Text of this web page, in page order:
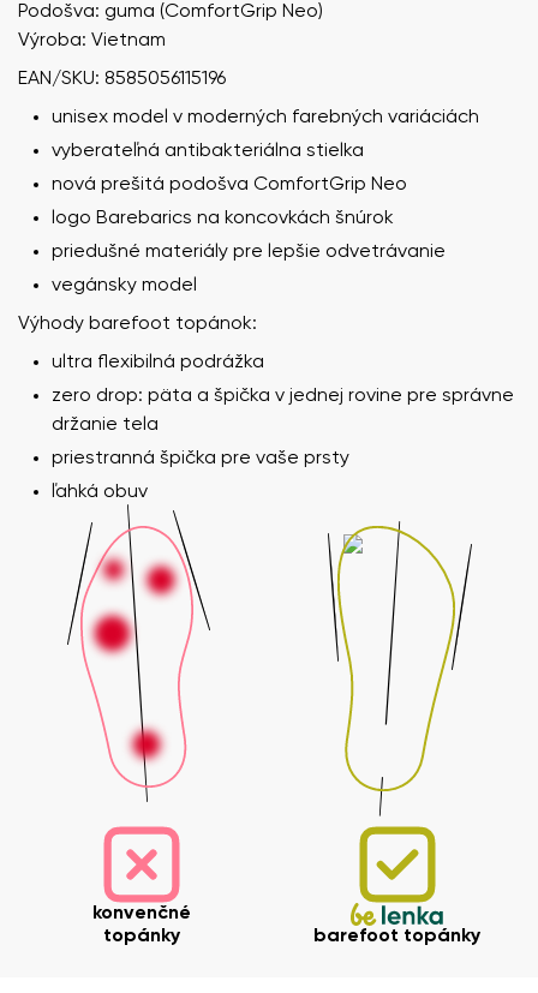
Podošva: guma (ComfortGrip Neo)
Výroba: Vietnam
EAN/SKU: 8585056115196
unisex model v moderných farebných variáciách
vyberateľná antibakteriálna stielka
nová prešitá podošva ComfortGrip Neo
logo Barebarics na koncovkách šnúrok
priedušné materiály pre lepšie odvetrávanie
vegánsky model
Výhody barefoot topánok:
ultra flexibilná podrážka
zero drop: päta a špička v jednej rovine pre správne
držanie tela
priestranná špička pre vaše prsty
ľahká obuv
konvenčné
topánky
barefoot topánky
Vaše meno a priezvisko